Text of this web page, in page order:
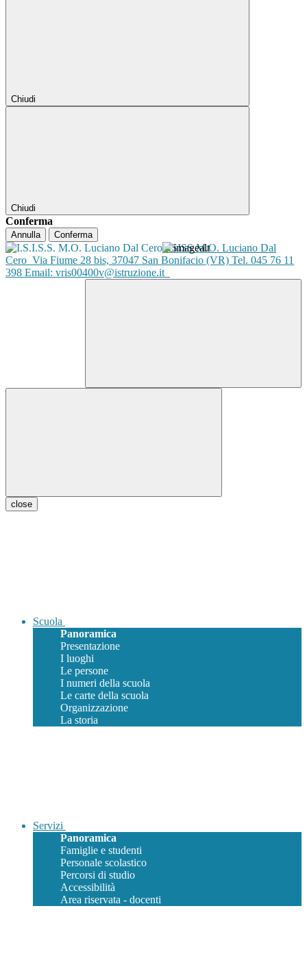
Chiudi
Chiudi
Conferma
Annulla Conferma
ISISS M.O. Luciano Dal
Cero Via Fiume 28 bis, 37047 San Bonifacio (VR) Tel. 045 76 11
398 Email: vris00400v@istruzione.it
close
Scuola
Panoramica
Presentazione
I luoghi
Le persone
I numeri della scuola
Le carte della scuola
Organizzazione
La storia
Servizi
Panoramica
Famiglie e studenti
Personale scolastico
Percorsi di studio
Accessibilità
Area riservata - docenti